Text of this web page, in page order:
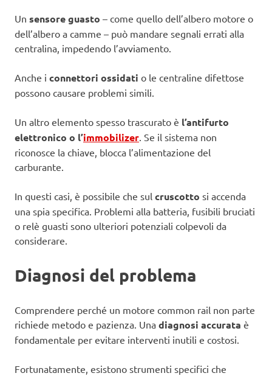
Un sensore guasto – come quello dell’albero motore o
dell’albero a camme – può mandare segnali errati alla
centralina, impedendo l’avviamento.
Anche i connettori ossidati o le centraline difettose
possono causare problemi simili.
Un altro elemento spesso trascurato è l’antifurto
elettronico o l’immobilizer . Se il sistema non
riconosce la chiave, blocca l’alimentazione del
carburante.
In questi casi, è possibile che sul cruscotto si accenda
una spia specifica. Problemi alla batteria, fusibili bruciati
o relè guasti sono ulteriori potenziali colpevoli da
considerare.
Diagnosi del problema
Comprendere perché un motore common rail non parte
richiede metodo e pazienza. Una diagnosi accurata è
fondamentale per evitare interventi inutili e costosi.
Fortunatamente, esistono strumenti specifici che